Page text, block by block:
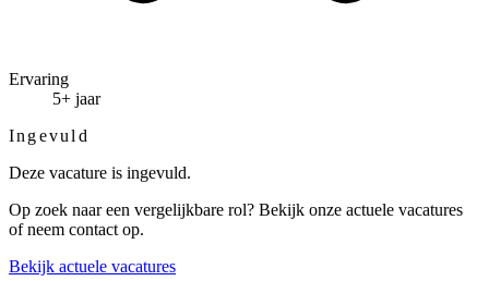
Ervaring
5+ jaar
Ingevuld
Deze vacature is ingevuld.
Op zoek naar een vergelijkbare rol? Bekijk onze actuele vacatures
of neem contact op.
Bekijk actuele vacatures